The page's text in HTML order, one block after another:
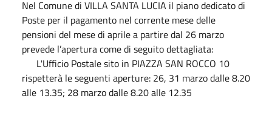
Nel Comune di VILLA SANTA LUCIA il piano dedicato di
Poste per il pagamento nel corrente mese delle
pensioni del mese di aprile a partire dal 26 marzo
prevede l’apertura come di seguito dettagliata:
L'Ufficio Postale sito in PIAZZA SAN ROCCO 10
rispetterà le seguenti aperture: 26, 31 marzo dalle 8.20
alle 13.35; 28 marzo dalle 8.20 alle 12.35